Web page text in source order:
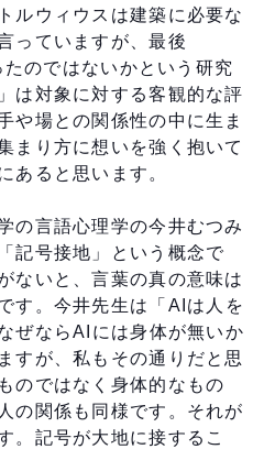
ルウィウスは建築に必要な
っていますが、最後
たのではないかという研究
は対象に対する客観的な評
や場との関係性の中に生ま
まり方に想いを強く抱いて
あると思います。
の言語心理学の今井むつみ
記号接地」という概念で
ないと、言葉の真の意味は
す。今井先生は「AIは人を
ぜならAIには身体が無いか
すが、私もその通りだと思
のではなく身体的なもの
の関係も同様です。それが
。記号が大地に接するこ